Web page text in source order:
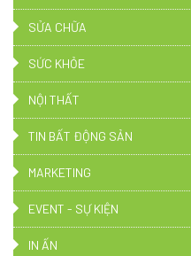
SỬA CHỮA
SỨC KHỎE
NỘI THẤT
TIN BẤT ĐỘNG SẢN
MARKETING
EVENT - SỰ KIỆN
IN ẤN